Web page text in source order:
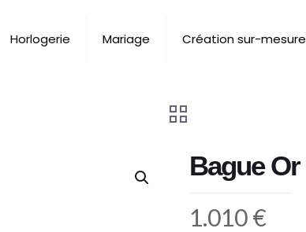
Horlogerie Mariage Création sur-mesure
Bague Or
1.010€